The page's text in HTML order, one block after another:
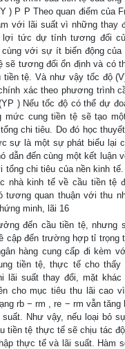
) P P Theo quan điểm của
với lãi suất vì những thay
lợi tức dự tính tương đối
với sự ít biến động của
sẽ tương đối ổn định và có
tiền tệ. Và như vậy tốc độ
xác theo phương trình
) Nếu tốc độ có thể dự
mức cung tiền tệ sẽ tạo
chi tiêu. Do đó học
sự là một sự phát biểu lại
dẫn đến cùng một kết luận
tổng chi tiêu của nền kinh
nhà kinh tế về cầu tiền tệ
tương quan thuận với thu
minh, lãi 16
đến cầu tiền tệ, nhưng
cập đến trường hợp tỉ trọng
hàng cung cấp đi kèm
tiền tệ, thực tế cho thấy
lãi suất thay đổi, mặt
cho mục tiêu thu lãi cao
rb − rm , re − rm vẫn tăng
Như vậy, nếu loại bỏ
tiền tệ thực tế sẽ chịu tác
thực tế và lãi suất. Hàm